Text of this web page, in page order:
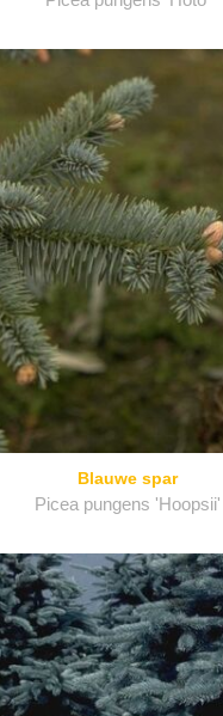
Blauwe spar
Picea pungens 'Hoopsii'